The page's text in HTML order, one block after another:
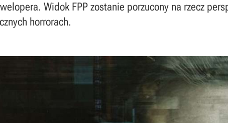
Widok FPP zostanie porzucony na rzecz
horrorach.